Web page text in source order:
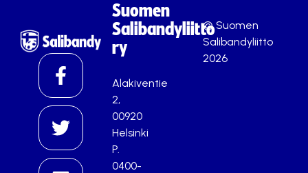
Suomen
Salibandyliitto
ry
Alakiventie
2,
00920
Helsinki
P.
0400-
© Suomen
Salibandyliitto
2026